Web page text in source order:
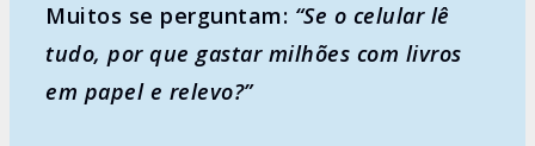
Muitos se perguntam: “Se o celular lê
tudo, por que gastar milhões com livros
em papel e relevo?”